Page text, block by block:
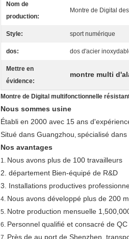
Nom de
production:
Montre de Digital
Style: sport numérique
dos: dos d'acier
Mettre en
évidence:
montre multi
Montre de Digital multifonctionnelle
Nous sommes usine
Établi en 2000 avec 15 ans
Situé dans Guangzhou, spécialisé
Nos avantages
1. Nous avons plus de 100 travailleurs
2. département Bien-équipé de R&D
3. Installations productives
4. Nous avons développé plus de 200
5. Notre production mensuelle
6. Personnel qualifié et consacré de QC
7. Près de au port de Shenzhen,